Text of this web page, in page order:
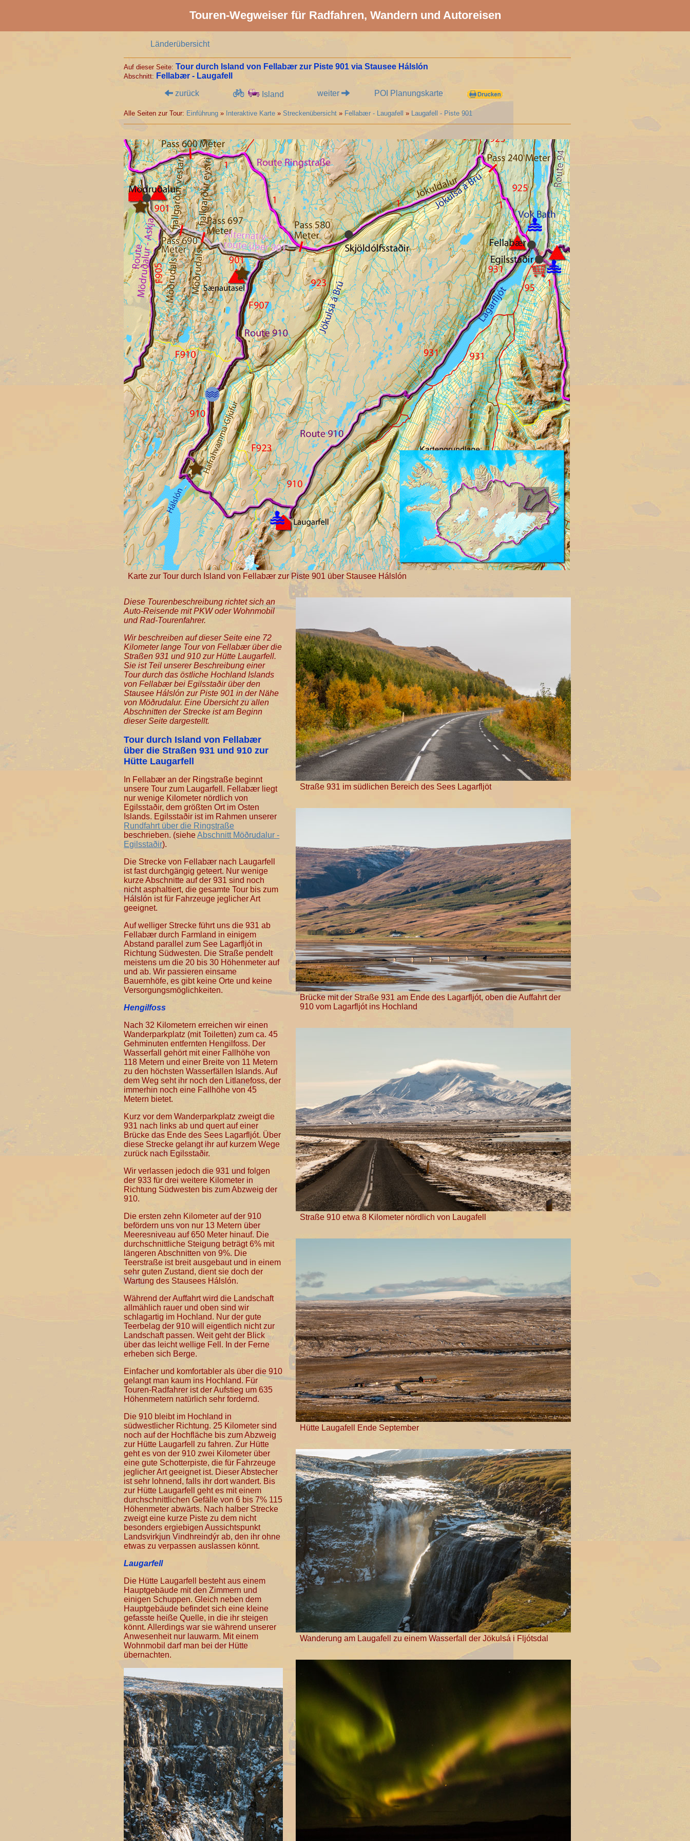
Touren-Wegweiser für Radfahren, Wandern und Autoreisen
Länderübersicht
Auf dieser Seite: Tour durch Island von Fellabær zur Piste 901 via Stausee Hálslón
Abschnitt: Fellabær - Laugafell
zurück
Island weiter POI Planungskarte
Alle Seiten zur Tour: Einführung » Interaktive Karte»Streckenübersicht » Fellabær - Laugafell » Laugafell - Piste 901
Karte zur Tour durch Island von Fellabær zur Piste 901 über Stausee Hálslón
Diese Tourenbeschreibung richtet sich an
Auto-Reisende mit PKW oder Wohnmobil
und Rad-Tourenfahrer.
Wir beschreiben auf dieser Seite eine 72
Kilometer lange Tour von Fellabær über die
Straßen 931 und 910 zur Hütte Laugarfell.
Sie ist Teil unserer Beschreibung einer
Tour durch das östliche Hochland Islands
von Fellabær bei Egilsstaðir über den
Stausee Hálslón zur Piste 901 in der Nähe
von Möðrudalur. Eine Übersicht zu allen
Abschnitten der Strecke ist am Beginn
dieser Seite dargestellt.
Tour durch Island von Fellabær
über die Straßen 931 und 910 zur
Hütte Laugarfell
In Fellabær an der Ringstraße beginnt
unsere Tour zum Laugarfell. Fellabær liegt
nur wenige Kilometer nördlich von
Egilsstaðir, dem größten Ort im Osten
Islands. Egilsstaðir ist im Rahmen unserer
Rundfahrt über die Ringstraße
beschrieben. (sieheAbschnitt Möðrudalur -
Egilsstaðir).
Die Strecke von Fellabær nach Laugarfell
ist fast durchgängig geteert. Nur wenige
kurze Abschnitte auf der 931 sind noch
nicht asphaltiert, die gesamte Tour bis zum
Hálslón ist für Fahrzeuge jeglicher Art
geeignet.
Auf welliger Strecke führt uns die 931 ab
Fellabær durch Farmland in einigem
Abstand parallel zum See Lagarfljót in
Richtung Südwesten. Die Straße pendelt
meistens um die 20 bis 30 Höhenmeter auf
und ab. Wir passieren einsame
Bauernhöfe, es gibt keine Orte und keine
Versorgungsmöglichkeiten.
Hengilfoss
Nach 32 Kilometern erreichen wir einen
Wanderparkplatz (mit Toiletten) zum ca. 45
Gehminuten entfernten Hengilfoss. Der
Wasserfall gehört mit einer Fallhöhe von
118 Metern und einer Breite von 11 Metern
zu den höchsten Wasserfällen Islands. Auf
dem Weg seht ihr noch den Litlanefoss, der
immerhin noch eine Fallhöhe von 45
Metern bietet.
Kurz vor dem Wanderparkplatz zweigt die
931 nach links ab und quert auf einer
Brücke das Ende des Sees Lagarfljót. Über
diese Strecke gelangt ihr auf kurzem Wege
zurück nach Egilsstaðir.
Wir verlassen jedoch die 931 und folgen
der 933 für drei weitere Kilometer in
Richtung Südwesten bis zum Abzweig der
910.
Die ersten zehn Kilometer auf der 910
befördern uns von nur 13 Metern über
Meeresniveau auf 650 Meter hinauf. Die
durchschnittliche Steigung beträgt 6% mit
längeren Abschnitten von 9%. Die
Teerstraße ist breit ausgebaut und in einem
sehr guten Zustand, dient sie doch der
Wartung des Stausees Hálslón.
Während der Auffahrt wird die Landschaft
allmählich rauer und oben sind wir
schlagartig im Hochland. Nur der gute
Teerbelag der 910 will eigentlich nicht zur
Landschaft passen. Weit geht der Blick
über das leicht wellige Fell. In der Ferne
erheben sich Berge.
Einfacher und komfortabler als über die 910
gelangt man kaum ins Hochland. Für
Touren-Radfahrer ist der Aufstieg um 635
Höhenmetern natürlich sehr fordernd.
Die 910 bleibt im Hochland in
südwestlicher Richtung. 25 Kilometer sind
noch auf der Hochfläche bis zum Abzweig
zur Hütte Laugarfell zu fahren. Zur Hütte
geht es von der 910 zwei Kilometer über
eine gute Schotterpiste, die für Fahrzeuge
jeglicher Art geeignet ist. Dieser Abstecher
ist sehr lohnend, falls ihr dort wandert. Bis
zur Hütte Laugarfell geht es mit einem
durchschnittlichen Gefälle von 6 bis 7% 115
Höhenmeter abwärts. Nach halber Strecke
zweigt eine kurze Piste zu dem nicht
besonders ergiebigen Aussichtspunkt
Landsvirkjun Vindhreindýr ab, den ihr ohne
etwas zu verpassen auslassen könnt.
Laugarfell
Die Hütte Laugarfell besteht aus einem
Hauptgebäude mit den Zimmern und
einigen Schuppen. Gleich neben dem
Hauptgebäude befindet sich eine kleine
gefasste heiße Quelle, in die ihr steigen
könnt. Allerdings war sie während unserer
Anwesenheit nur lauwarm. Mit einem
Wohnmobil darf man bei der Hütte
übernachten.
Straße 931 im südlichen Bereich des Sees Lagarfljöt
Brücke mit der Straße 931 am Ende des Lagarfljót, oben die Auffahrt der
910 vom Lagarfljót ins Hochland
Straße 910 etwa 8 Kilometer nördlich von Laugafell
Hütte Laugafell Ende September
Wanderung am Laugafell zu einem Wasserfall der Jökulsá i Fljótsdal